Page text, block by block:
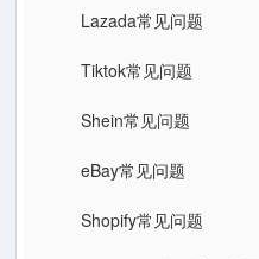
Lazada常见问题
Tiktok常见问题
Shein常见问题
eBay常见问题
Shopify常见问题